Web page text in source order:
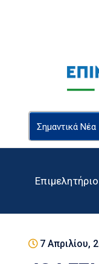
Σημαντικά Νέα
Επιμελητήριο
7 Απριλίου,